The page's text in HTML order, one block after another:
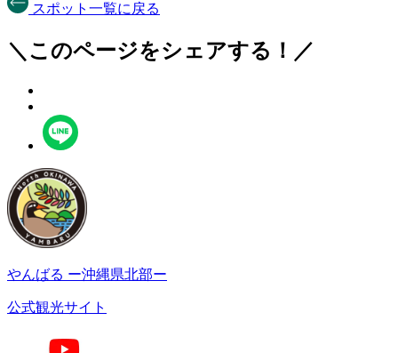
スポット一覧に戻る
＼このページをシェアする！／
やんばる ー沖縄県北部ー
公式観光サイト